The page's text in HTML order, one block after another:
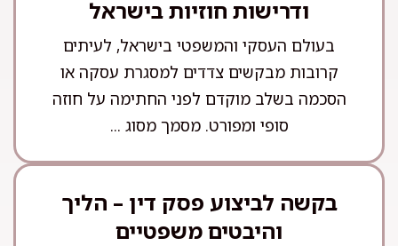
ודרישות חוזיות בישראל
בעולם העסקי והמשפטי בישראל, לעיתים
קרובות מבקשים צדדים למסגרת עסקה או
הסכמה בשלב מוקדם לפני החתימה על חוזה
סופי ומפורט. מסמך מסוג ...
בקשה לביצוע פסק דין – הליך
והיבטים משפטיים